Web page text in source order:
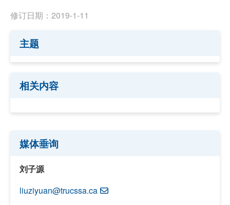
修订日期：2019-1-11
主题
相关内容
媒体垂询
刘子源
liuziyuan@trucssa.ca